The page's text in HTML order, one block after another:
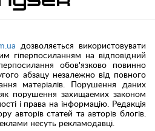
дозволяється використовувати
гіперпосиланням на відповідний
обов'язково повинно
абзацу незалежно від повного
матеріалів. Порушення даних
порушення захищаемих законом
і права на інформацію. Редакція
авторів статей та авторів блогів.
несуть рекламодавці.